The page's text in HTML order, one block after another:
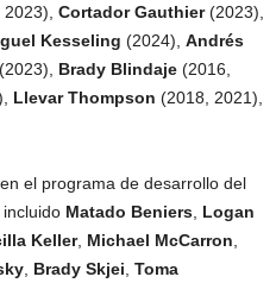
Cortador Gauthier(2023),
Kesseling (2024), Andrés
Brady Blindaje (2016,
Llevar Thompson (2018, 2021),
el programa de desarrollo del
Matado Beniers Logan
Keller, Michael McCarron
Brady Skjei Toma